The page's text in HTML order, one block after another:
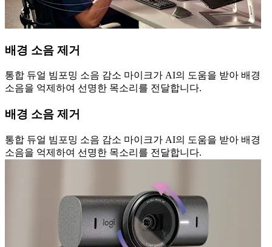
배경 소음 제거
통합 듀얼 빔포밍 소음 감소 마이크가 AI의 도움을 받아 배경
소음을 억제하여 선명한 목소리를 전달합니다.
배경 소음 제거
통합 듀얼 빔포밍 소음 감소 마이크가 AI의 도움을 받아 배경
소음을 억제하여 선명한 목소리를 전달합니다.